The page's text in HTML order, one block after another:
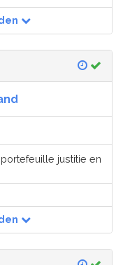
justitie en